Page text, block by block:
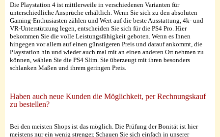
Die Playstation 4 ist mittlerweile in verschiedenen Varianten für
unterschiedliche Ansprüche erhältlich. Wenn Sie sich zu den absoluten
Gaming-Enthusiasten zählen und Wert auf die beste Ausstattung, 4k- und
VR-Unterstützung legen, entscheiden Sie sich für die PS4 Pro. Hier
bekommen Sie die volle Leistungsfähigkeit geboten. Wenn es Ihnen
hingegen vor allem auf einen günstigeren Preis und darauf ankommt, die
Playstation hin und wieder auch mal mit an einen anderen Ort nehmen zu
können, wählen Sie die PS4 Slim. Sie überzeugt mit ihren besonders
schlanken Maßen und ihrem geringen Preis.
Haben auch neue Kunden die Möglichkeit, per Rechnungskauf
zu bestellen?
Bei den meisten Shops ist das möglich. Die Prüfung der Bonität ist hier
meistens nur ein wenig strenger. Schauen Sie sich einfach in unserer